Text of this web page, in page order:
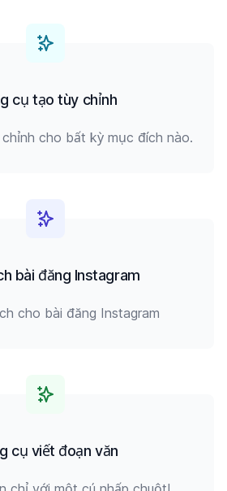
cụ tạo tùy chỉnh
cho bất kỳ mục đích nào.
bài đăng Instagram
cho bài đăng Instagram
cụ viết đoạn văn